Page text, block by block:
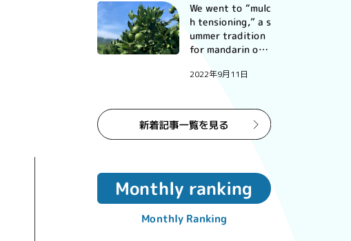
We went to “mulc
h tensioning,” a s
ummer tradition
for mandarin ora
2022年9月11日
Monthly ranking
Monthly Ranking